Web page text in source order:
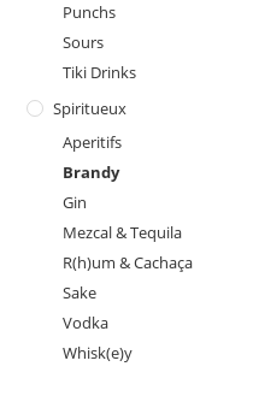
Punchs
Sours
Tiki Drinks
Spiritueux
Aperitifs
Brandy
Gin
Mezcal & Tequila
R(h)um & Cachaça
Sake
Vodka
Whisk(e)y